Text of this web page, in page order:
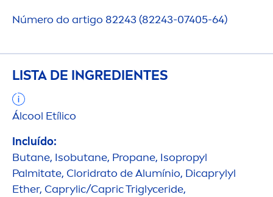
Número do artigo 82243 (82243-07405-64)
LISTA DE INGREDIENTES
Álcool Etílico
Incluído:
Butane, Isobutane, Propane, Isopropyl
Palmitate, Cloridrato de Alumínio, Dicaprylyl
Ether, Caprylic/Capric Triglyceride,